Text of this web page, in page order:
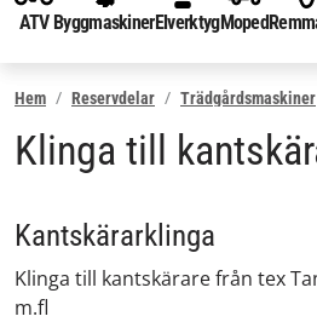
ATV ByggmaskinerElverktygMoped
Hem Reservdelar Trädgårdsmaskiner
Klinga till
Kantskärarklinga
Klinga till kantskärare från tex
m.fl